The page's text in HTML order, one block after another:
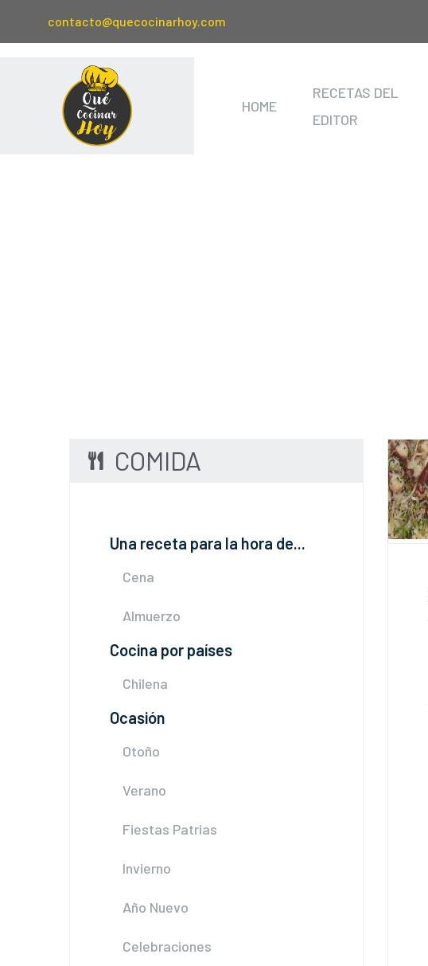
contacto@quecocinarhoy.com
HOME
RECETAS DEL
EDITOR
COMIDA
Una receta para la hora de...
Cena
Almuerzo
Cocina por países
Chilena
Ocasión
Otoño
Verano
Fiestas Patrias
Invierno
Año Nuevo
Celebraciones